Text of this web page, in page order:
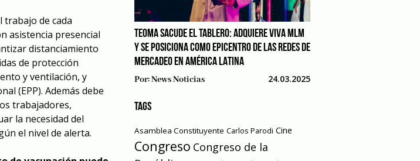
trabajo de cada
asistencia presencial
distanciamiento
de protección
y ventilación, y
(EPP). Además debe
trabajadores,
la necesidad del
el nivel de alerta.
TEOMA SACUDE EL TABLERO: ADQUIERE VIVA MLM
Y SE POSICIONA COMO EPICENTRO DE LAS REDES DE
MERCADEO EN AMÉRICA LATINA
Por:News Noticias 24.03.2025
TAGS
Asamblea Constituyente Carlos Parodi Cine
Congreso Congreso de la